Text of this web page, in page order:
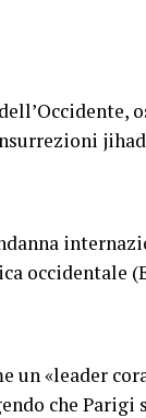
occidentale
un «leader
che